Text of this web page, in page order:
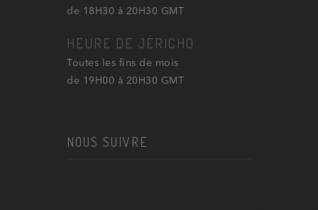
de 18H30 à 20H30 GMT
HEURE DE JÉRICHO
Toutes les fins de mois
de 19H00 à 20H30 GMT
NOUS SUIVRE